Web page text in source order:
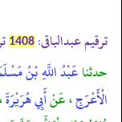
ترقیم عبدالباقی: 1408
حدثناعَبْدُ اللَّهِ بْنُ
الْأَعْرَجِ، عَنْأَبِي هُرَيْرَةَ